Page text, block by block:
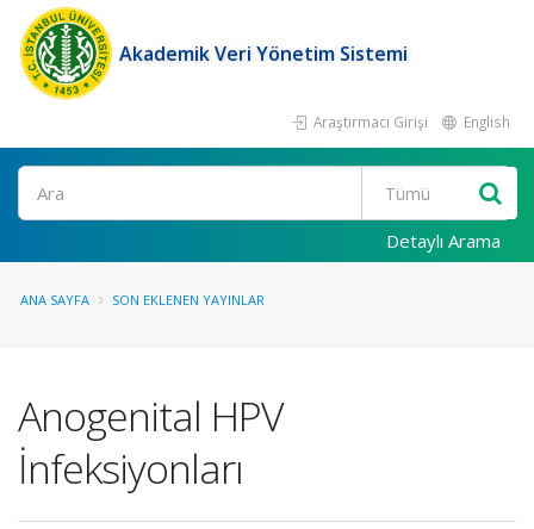
Akademik Veri Yönetim Sistemi
Araştırmacı Girişi English
Ara
Detaylı Arama
ANA SAYFA SON EKLENEN YAYINLAR
Anogenital HPV
İnfeksiyonları